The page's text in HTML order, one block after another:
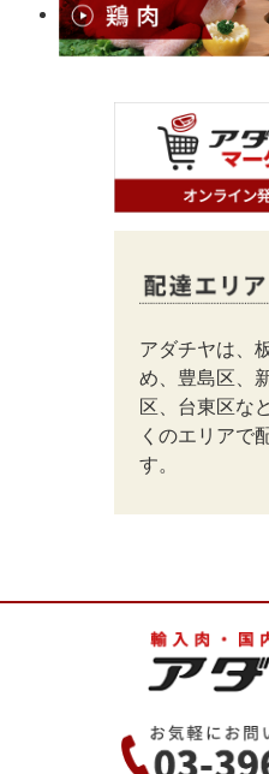
アダチヤは、
め、豊島区、
区、台東区な
くのエリアで
す。